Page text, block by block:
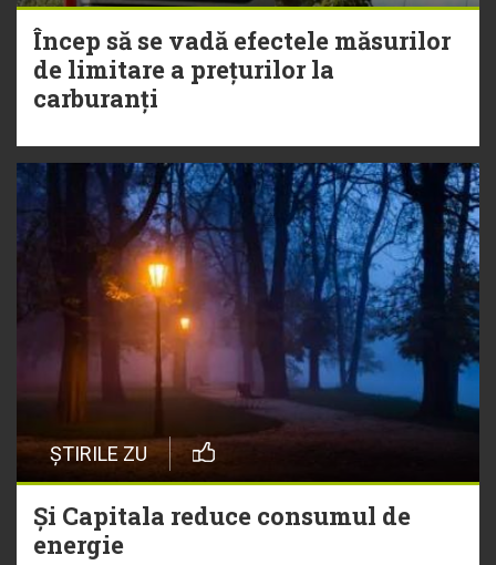
Încep să se vadă efectele măsurilor
de limitare a prețurilor la
carburanți
ȘTIRILE ZU
Și Capitala reduce consumul de
energie